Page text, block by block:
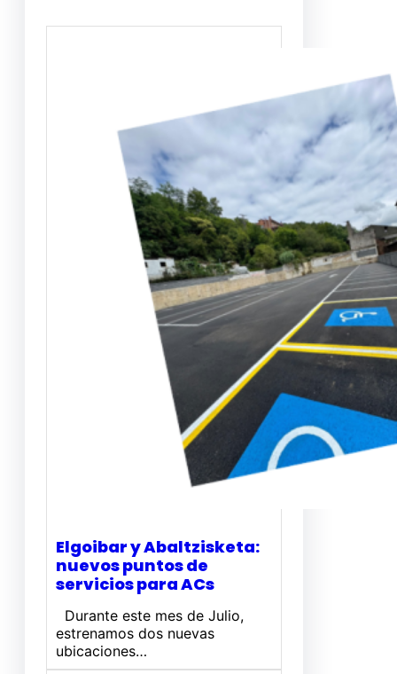
Elgoibar y Abaltzisketa:
nuevos puntos de
servicios para ACs
Durante este mes de Julio,
estrenamos dos nuevas
ubicaciones…